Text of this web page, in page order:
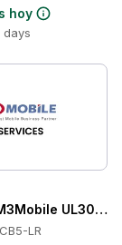
hoy
days
UL30-
LR